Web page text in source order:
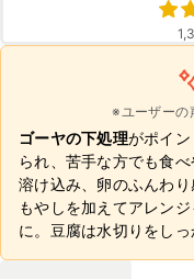
※ユーザーの
ゴーヤの下処理がポイン
られ、苦手な方でも食
溶け込み、卵のふんわ
もやしを加えてアレンジ
に。豆腐は水切りをし